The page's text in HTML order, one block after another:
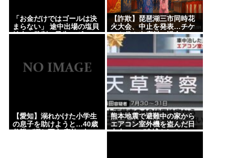
「お金だけではゴールは決
まらない」 途中出場の塩貝
健人に批判の矛先…ヴォル
【詐欺】琵琶湖三市同時花
火大会、中止を発表…チケ
ット代や出店料の返金につ
いては明言せず
【愛知】溺れかけた小学生
の息子を助けようと…40歳
熊本地震で避難中の家から
エアコン室外機を盗んだ日
本人(47)が逮捕されるwww